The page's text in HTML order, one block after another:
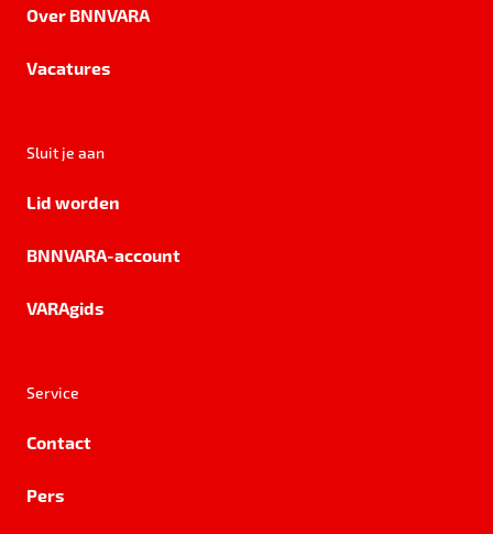
Over BNNVARA
Vacatures
Sluit je aan
Lid worden
BNNVARA-account
VARAgids
Service
Contact
Pers